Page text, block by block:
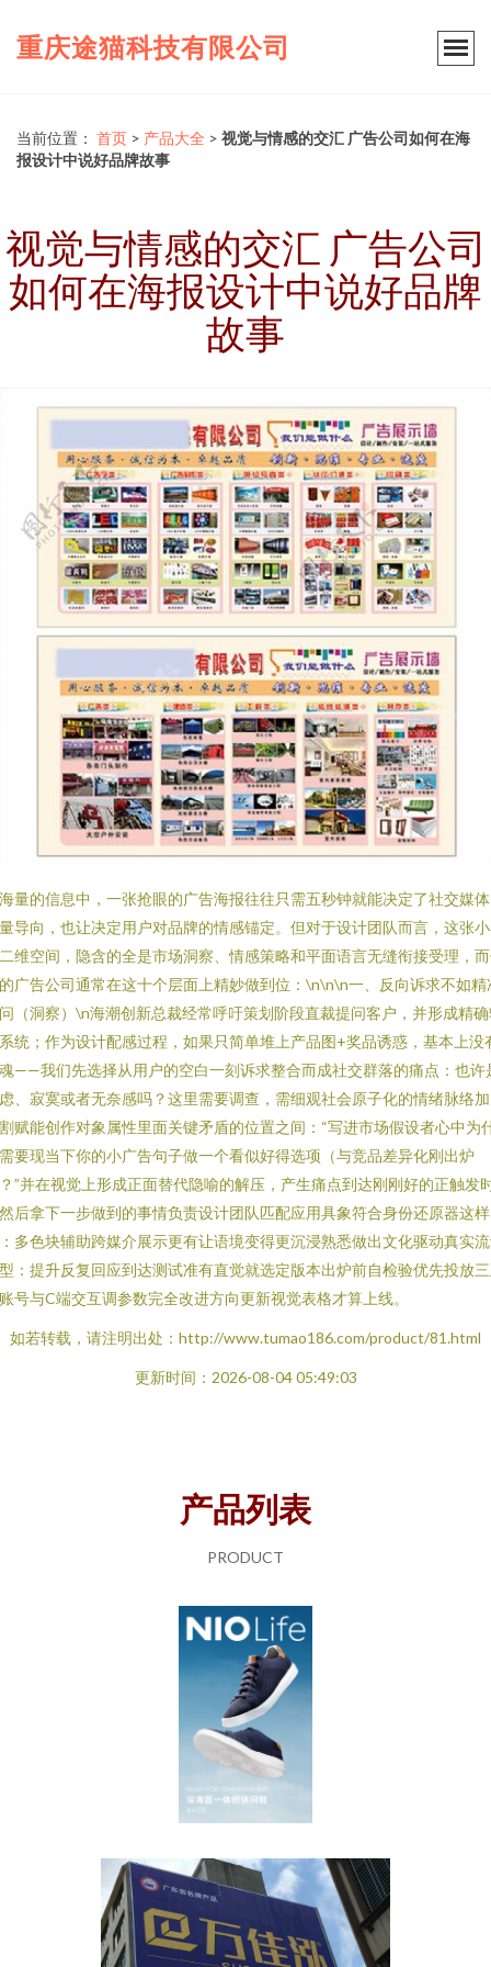
重庆途猫科技有限公司
当前位置： 首页 > 产品大全 > 视觉与情感的交汇 广告公司如何在海
报设计中说好品牌故事
视觉与情感的交汇 广告公司
如何在海报设计中说好品牌
故事
量的信息中，一张抢眼的广告海报往往只需五秒钟就能决定了社交媒
导向，也让决定用户对品牌的情感锚定。但对于设计团队而言，这张
维空间，隐含的全是市场洞察、情感策略和平面语言无缝衔接受理，
广告公司通常在这十个层面上精妙做到位：\n\n\n一、反向诉求不如精
（洞察）\n海潮创新总裁经常呼吁策划阶段直裁提问客户，并形成精
统；作为设计配感过程，如果只简单堆上产品图+奖品诱惑，基本上没
——我们先选择从用户的空白一刻诉求整合而成社交群落的痛点：也许
、寂寞或者无奈感吗？这里需要调查，需细观社会原子化的情绪脉络
赋能创作对象属性里面关键矛盾的位置之间：“写进市场假设者心中为
要现当下你的小广告句子做一个看似好得选项（与竞品差异化刚出炉
”并在视觉上形成正面替代隐喻的解压，产生痛点到达刚刚好的正触发
后拿下一步做到的事情负责设计团队匹配应用具象符合身份还原器这
多色块辅助跨媒介展示更有让语境变得更沉浸熟悉做出文化驱动真实
：提升反复回应到达测试准有直觉就选定版本出炉前自检验优先投放
号与C端交互调参数完全改进方向更新视觉表格才算上线。
如若转载，请注明出处：http://www.tumao186.com/product/81.html
更新时间：2026-08-04 05:49:03
产品列表
PRODUCT